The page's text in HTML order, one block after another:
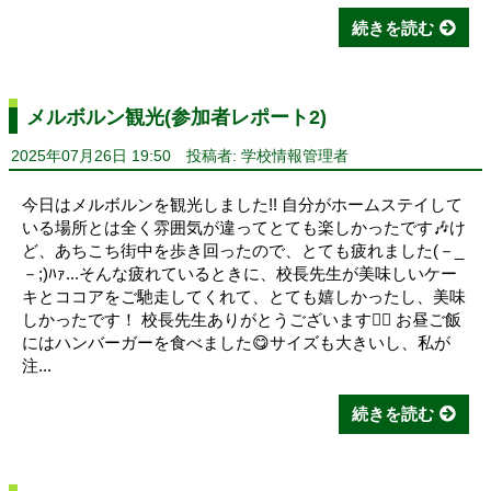
続きを読む
メルボルン観光(参加者レポート2)
2025年07月26日 19:50 投稿者: 学校情報管理者
今日はメルボルンを観光しました!! 自分がホームステイして
いる場所とは全く雰囲気が違ってとても楽しかったです🎶け
ど、あちこち街中を歩き回ったので、とても疲れました(－_
－;)ﾊｧ...そんな疲れているときに、校長先生が美味しいケー
キとココアをご馳走してくれて、とても嬉しかったし、美味
しかったです！ 校長先生ありがとうございます🙇‍♀️ お昼ご飯
にはハンバーガーを食べました😋サイズも大きいし、私が
注...
続きを読む